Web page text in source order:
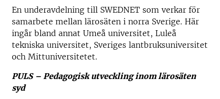
En underavdelning till SWEDNET som verkar för
samarbete mellan lärosäten i norra Sverige. Här
ingår bland annat Umeå universitet, Luleå
tekniska universitet, Sveriges lantbruksuniversitet
och Mittuniversitetet.
PULS – Pedagogisk utveckling inom lärosäten
syd